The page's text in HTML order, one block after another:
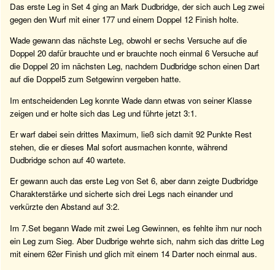
Das erste Leg in Set 4 ging an Mark Dudbridge, der sich auch Leg zwei
gegen den Wurf mit einer 177 und einem Doppel 12 Finish holte.
Wade gewann das nächste Leg, obwohl er sechs Versuche auf die
Doppel 20 dafür brauchte und er brauchte noch einmal 6 Versuche auf
die Doppel 20 im nächsten Leg, nachdem Dudbridge schon einen Dart
auf die Doppel5 zum Setgewinn vergeben hatte.
Im entscheidenden Leg konnte Wade dann etwas von seiner Klasse
zeigen und er holte sich das Leg und führte jetzt 3:1.
Er warf dabei sein drittes Maximum, ließ sich damit 92 Punkte Rest
stehen, die er dieses Mal sofort ausmachen konnte, während
Dudbridge schon auf 40 wartete.
Er gewann auch das erste Leg von Set 6, aber dann zeigte Dudbridge
Charakterstärke und sicherte sich drei Legs nach einander und
verkürzte den Abstand auf 3:2.
Im 7.Set begann Wade mit zwei Leg Gewinnen, es fehlte ihm nur noch
ein Leg zum Sieg. Aber Dudbrige wehrte sich, nahm sich das dritte Leg
mit einem 62er Finish und glich mit einem 14 Darter noch einmal aus.